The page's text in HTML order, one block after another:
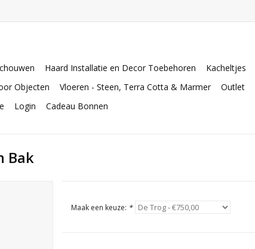
Haard Installatie en Decor Toebehoren Kacheltjes
Objecten
Vloeren - Steen, Terra Cotta & Marmer Outlet
Login Cadeau Bonnen
Bak
Maak een keuze: *